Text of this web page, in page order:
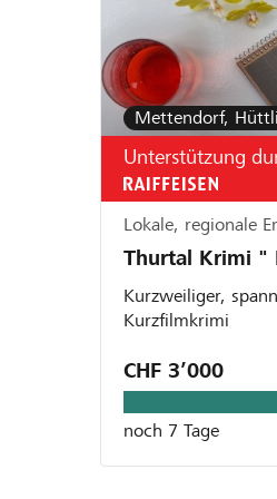
Mettendorf,
Unterstützung
Lokale, regionale
Thurtal Krimi "
Kurzweiliger,
Kurzfilmkrimi
CHF 3’000
noch 7 Tage